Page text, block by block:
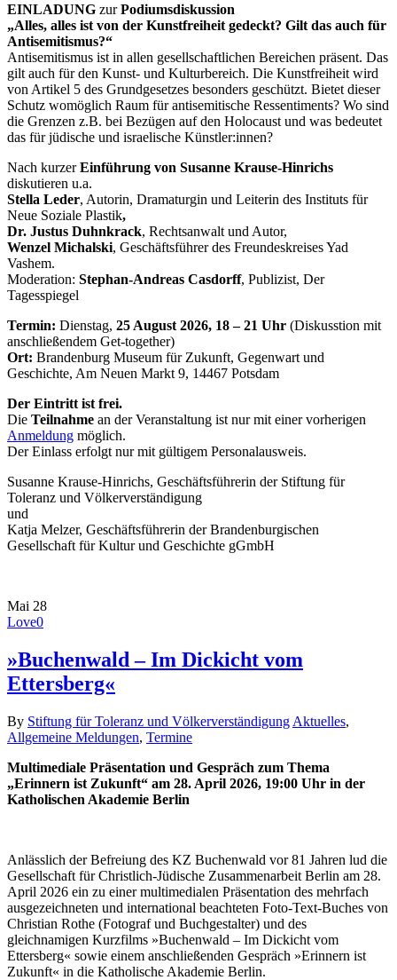
EINLADUNG zurPodiumsdiskussion
„Alles, alles ist von der Kunstfreiheit gedeckt? Gilt das auch für
Antisemitismus?“
Antisemitismus ist in allen gesellschaftlichen Bereichen präsent. Das
gilt auch für den Kunst- und Kulturbereich. Die Kunstfreiheit wird
von Artikel 5 des Grundgesetzes besonders geschützt. Bietet dieser
Schutz womöglich Raum für antisemitische Ressentiments? Wo sind
die Grenzen z.B. bei Bezügen auf den Holocaust und was bedeutet
das für jüdische und israelische Künstler:innen?
Nach kurzerEinführung von Susanne Krause-Hinrichs
diskutieren u.a.
Stella Leder, Autorin, Dramaturgin und Leiterin des Instituts für
Neue Soziale Plastik,
Dr. Justus Duhnkrack, Rechtsanwalt und Autor,
Wenzel Michalski, Geschäftsführer des Freundeskreises Yad
Vashem.
Moderation: Stephan-Andreas Casdorff, Publizist, Der
Tagesspiegel
Termin: Dienstag, 25 August 2026, 18 – 21 Uhr (Diskusstion mit
anschließendem Get-together)
Ort: Brandenburg Museum für Zukunft, Gegenwart und
Geschichte, Am Neuen Markt 9, 14467 Potsdam
Der Eintritt ist frei.
Die Teilnahme an der Veranstaltung ist nur mit einer vorherigen
Anmeldung möglich.
Der Einlass erfolgt nur mit gültigem Personalausweis.
Susanne Krause-Hinrichs, Geschäftsführerin der Stiftung für
Toleranz und Völkerverständigung
und
Katja Melzer, Geschäftsführerin der Brandenburgischen
Gesellschaft für Kultur und Geschichte gGmbH
Mai 28
Love0
»Buchenwald – Im Dickicht vom
Ettersberg«
By Stiftung für Toleranz und Völkerverständigung Aktuelles,
Allgemeine Meldungen, Termine
Multimediale Präsentation und Gespräch zum Thema
„Erinnern ist Zukunft“ am 28. April 2026, 19:00 Uhr in der
Katholischen Akademie Berlin
Anlässlich der Befreiung des KZ Buchenwald vor 81 Jahren lud die
Gesellschaft für Christlich-Jüdische Zusammenarbeit Berlin am 28.
April 2026 ein zu einer multimedialen Präsentation des mehrfach
ausgezeichneten und international beachteten Foto-Text-Buches von
Christian Rothe (Fotograf und Buchgestalter) und des
gleichnamigen Kurzfilms »Buchenwald – Im Dickicht vom
Ettersberg« sowie einem anschließenden Gespräch »Erinnern ist
Zukunft« in die Katholische Akademie Berlin.